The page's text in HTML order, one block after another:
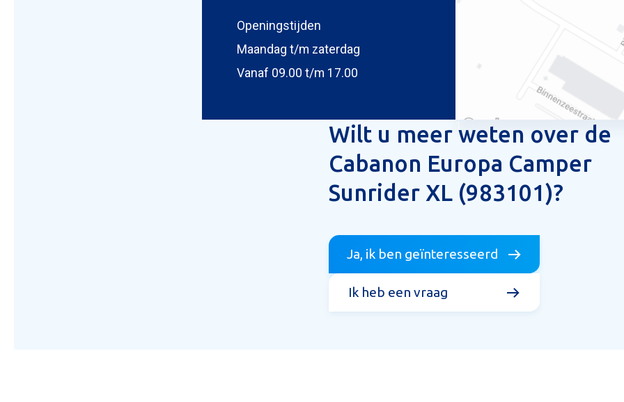
Selecteer uw foto
Mijn bericht versturen
Openingstijden
Maandag t/m zaterdag
Vanaf 09.00 t/m 17.00
1
Wilt u meer weten over de
Cabanon Europa Camper
Sunrider XL (983101)?
Ja, ik ben geïnteresseerd
Ik heb een vraag